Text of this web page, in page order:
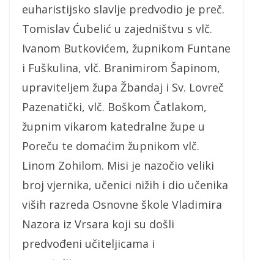
euharistijsko slavlje predvodio je preč.
Tomislav Ćubelić u zajedništvu s vlč.
Ivanom Butkovićem, župnikom Funtane
i Fuškulina, vlč. Branimirom Šapinom,
upraviteljem župa Žbandaj i Sv. Lovreč
Pazenatički, vlč. Boškom Čatlakom,
župnim vikarom katedralne župe u
Poreču te domaćim župnikom vlč.
Linom Zohilom. Misi je nazočio veliki
broj vjernika, učenici nižih i dio učenika
viših razreda Osnovne škole Vladimira
Nazora iz Vrsara koji su došli
predvođeni učiteljicama i